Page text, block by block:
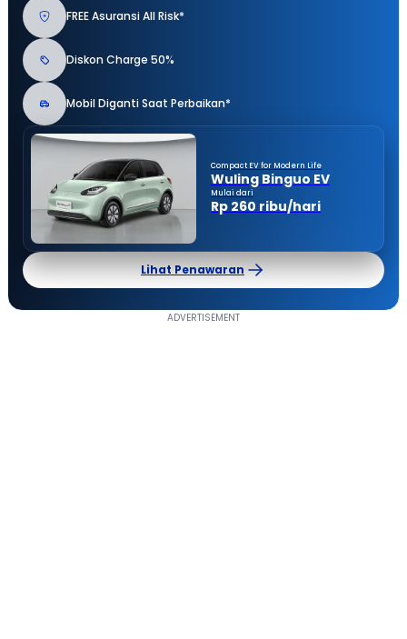
FREE Asuransi All Risk*
Diskon Charge 50%
Mobil Diganti Saat Perbaikan*
Compact EV for Modern Life
Wuling Binguo EV
Mulai dari
Rp 260 ribu/hari
Lihat Penawaran